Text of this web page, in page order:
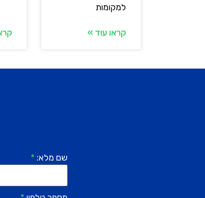
למקומות
קראו עוד »
שם מלא: *